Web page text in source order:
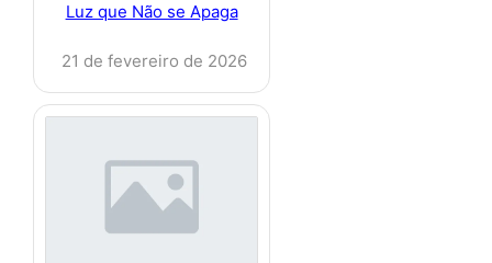
Luz que Não se Apaga
21 de fevereiro de 2026